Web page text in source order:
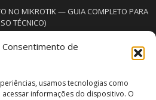
Consentimento de
usamos tecnologias como
informações do dispositivo. O
NO MIKROTIK — GUIA COMPLETO PARA
TÉCNICO)
segurança eletrônica